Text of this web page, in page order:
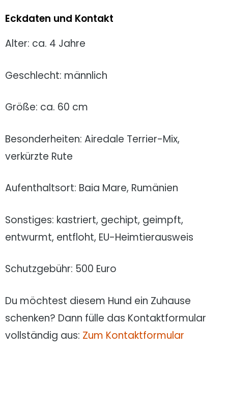
Eckdaten und Kontakt
Alter: ca. 4 Jahre
Geschlecht: männlich
Größe: ca. 60 cm
Besonderheiten: Airedale Terrier-Mix,
verkürzte Rute
Aufenthaltsort: Baia Mare, Rumänien
Sonstiges: kastriert, gechipt, geimpft,
entwurmt, entfloht, EU-Heimtierausweis
Schutzgebühr: 500 Euro
Du möchtest diesem Hund ein Zuhause
schenken? Dann fülle das Kontaktformular
vollständig aus: Zum Kontaktformular